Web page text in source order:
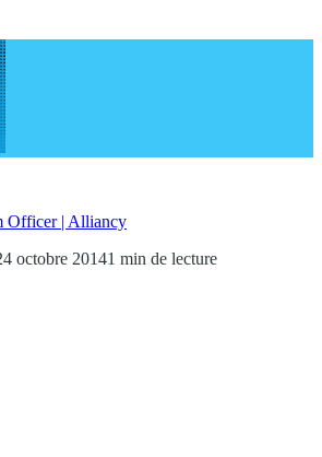
Officer | Alliancy
octobre 20141 min de lecture